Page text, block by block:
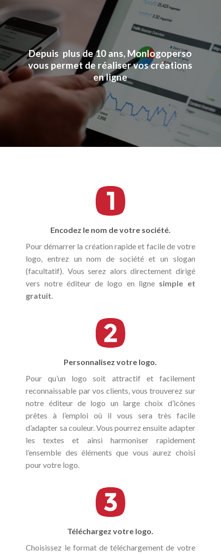
Depuis plus de 10 ans, Monlogoperso
vous permet de réaliser vos créations
en ligne
Encodez le nom de votre société.
Pour démarrer la création rapide et facile de votre
logo, entrez un nom de société et un slogan
(facultatif). Vous serez alors directement dirigé
vers notre éditeur de logo en ligne simple et
gratuit
Personnalisez votre logo.
Pour qu’un logo soit attractif et facilement
reconnaissable par vos clients, vous trouverez sur
notre éditeur de logo un large choix d’icônes
prêtes à l’emploi où il vous sera très facile
d’adapter sa couleur. Vous pourrez ensuite adapter
les textes et ainsi harmoniser rapidement
l’ensemble des éléments que vous aurez choisi
pour votre logo.
Téléchargez votre logo.
Choisissez le format de téléchargement de votre